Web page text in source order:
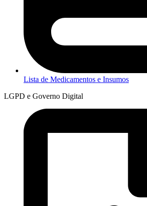
Lista de Medicamentos e Insumos
LGPD e Governo Digital